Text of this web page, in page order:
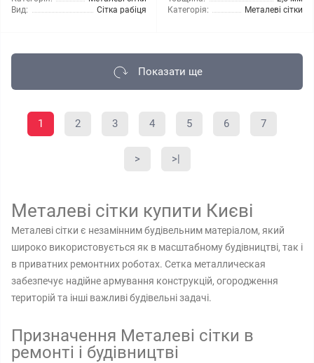
Вид:
Сітка рабіця
Категорія:
Металеві сітки
Показати ще
1 2 3 4 5 6 7
> >|
Металеві сітки купити Києві
Металеві сітки є незамінним будівельним матеріалом, який
широко використовується як в масштабному будівництві, так і
в приватних ремонтних роботах. Сетка металлическая
забезпечує надійне армування конструкцій, огородження
територій та інші важливі будівельні задачі.
Призначення Металеві сітки в
ремонті і будівництві